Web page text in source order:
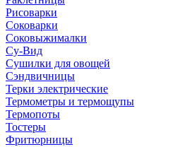
Рисоварки
Соковарки
Соковыжималки
Су-Вид
Сушилки для овощей
Сэндвичницы
Терки электрические
Термометры и термощупы
Термопоты
Тостеры
Фритюрницы